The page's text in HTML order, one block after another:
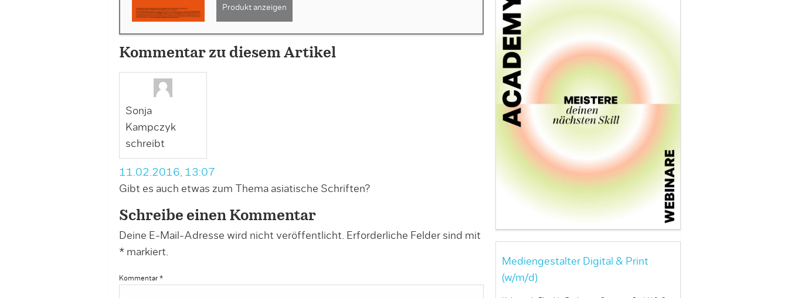
Produkt anzeigen
Kommentar zu diesem Artikel
Sonja
Kampczyk
schreibt
11.02.2016, 13:07
Gibt es auch etwas zum Thema asiatische Schriften?
Schreibe einen Kommentar
Deine E-Mail-Adresse wird nicht veröffentlicht. Erforderliche Felder sind mit
*markiert.
Kommentar *
Mediengestalter Digital & Print
(w/m/d)